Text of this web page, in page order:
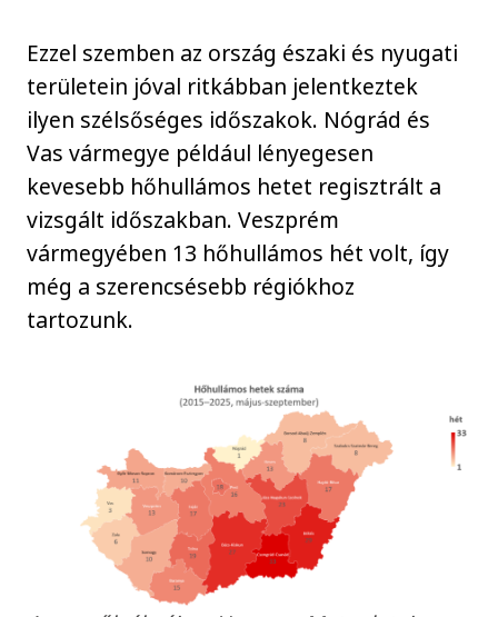
Ezzel szemben az ország északi és nyugati
területein jóval ritkábban jelentkeztek
ilyen szélsőséges időszakok. Nógrád és
Vas vármegye például lényegesen
kevesebb hőhullámos hetet regisztrált a
vizsgált időszakban. Veszprém
vármegyében 13 hőhullámos hét volt, így
még a szerencsésebb régiókhoz
tartozunk.